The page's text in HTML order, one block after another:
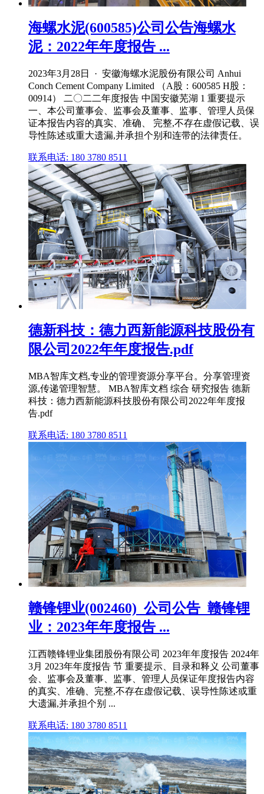
海螺水泥(600585)公司公告海螺水
泥：2022年年度报告 ...
2023年3月28日 · 安徽海螺水泥股份有限公司 Anhui
Conch Cement Company Limited （A股：600585 H股：
00914） 二〇二二年度报告 中国安徽芜湖 1 重要提示
一、本公司董事会、监事会及董事、监事、管理人员保
证本报告内容的真实、准确、 完整,不存在虚假记载、误
导性陈述或重大遗漏,并承担个别和连带的法律责任。
联系电话: 180 3780 8511
德新科技：德力西新能源科技股份有
限公司2022年年度报告.pdf
MBA智库文档,专业的管理资源分享平台。分享管理资
源,传递管理智慧。 MBA智库文档 综合 研究报告 德新
科技：德力西新能源科技股份有限公司2022年年度报
告.pdf
联系电话: 180 3780 8511
赣锋锂业(002460)_公司公告_赣锋锂
业：2023年年度报告 ...
江西赣锋锂业集团股份有限公司 2023年年度报告 2024年
3月 2023年年度报告 节 重要提示、目录和释义 公司董事
会、监事会及董事、监事、管理人员保证年度报告内容
的真实、准确、完整,不存在虚假记载、误导性陈述或重
大遗漏,并承担个别 ...
联系电话: 180 3780 8511